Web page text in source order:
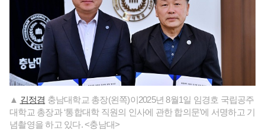
▲ 김정겸 충남대학교 총장(왼쪽)이2025년 8월1일 임경호 국립공주
대학교 총장과 ‘통합대학 직원의 인사에 관한 합의문’에 서명하고 기
념촬영을 하고 있다. <충남대>